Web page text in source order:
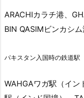
ARACHIカラチ港、
BIN QASIMビンカシム
パキスタン入国時の鉄道駅
WAHGAワガ駅（イン